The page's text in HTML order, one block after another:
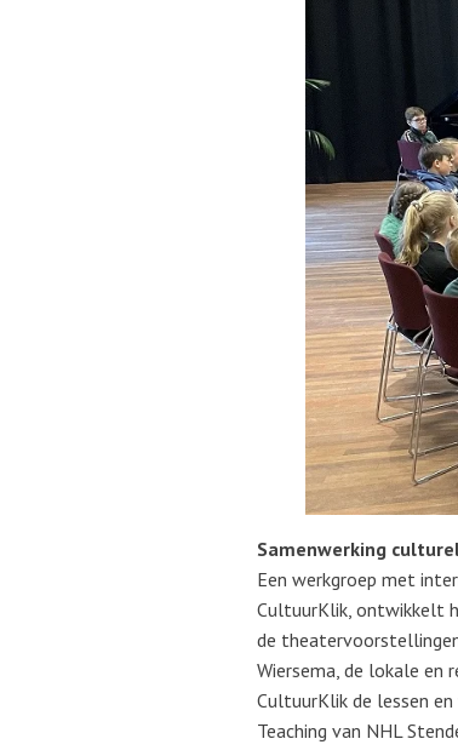
Samenwerking
Een werkgroep met
CultuurKlik, ontwikkelt
de
Wiersema, de lokale en
CultuurKlik de lessen
Teaching van NHL